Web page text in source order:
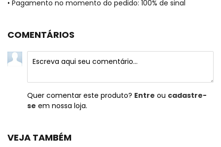
• Pagamento no momento do pedido: 100% de sinal
COMENTÁRIOS
Quer comentar este produto? Entre ou cadastre-
se em nossa loja.
VEJA TAMBÉM